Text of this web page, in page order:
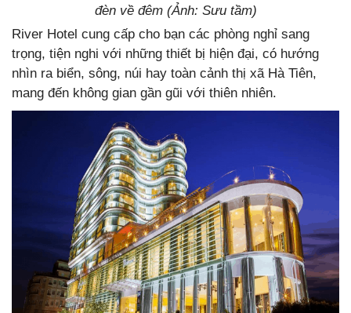
đèn về đêm (Ảnh: Sưu tầm)
River Hotel cung cấp cho bạn các phòng nghỉ sang
trọng, tiện nghi với những thiết bị hiện đại, có hướng
nhìn ra biển, sông, núi hay toàn cảnh thị xã Hà Tiên,
mang đến không gian gần gũi với thiên nhiên.